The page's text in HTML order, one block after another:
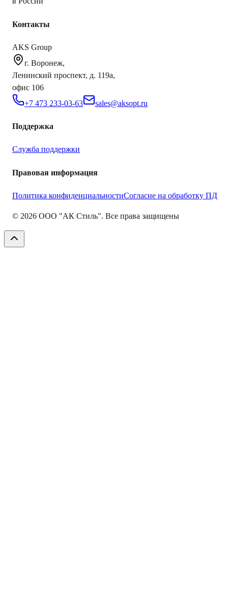
Контакты
AKS Group
г. Воронеж,
Ленинский проспект, д. 119а,
офис 106
+7 473 233-03-63
sales@aksopt.ru
Поддержка
Служба поддержки
Правовая информация
Политика конфиденциальностиСогласие на обработку ПД
© 2026 ООО "АК Стиль". Все права защищены